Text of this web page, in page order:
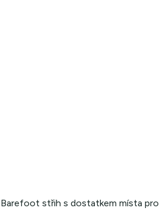
Barefoot střih s dostatkem místa pro